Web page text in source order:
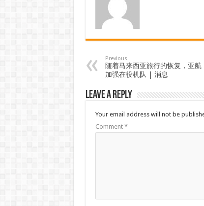
Previous
随着马来西亚旅行的恢复，亚航
加强在役机队 | 消息
Leave a Reply
Your email address will not be
Comment *